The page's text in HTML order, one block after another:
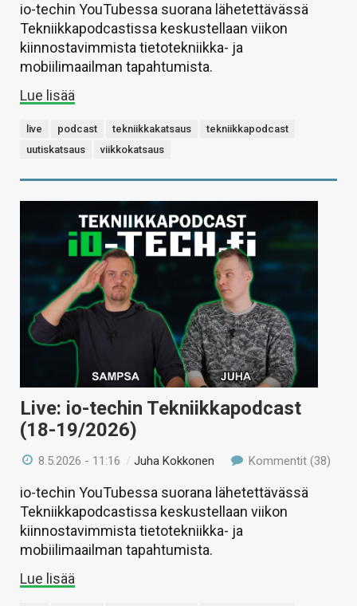
io-techin YouTubessa suorana lähetettävässä
Tekniikkapodcastissa keskustellaan viikon
kiinnostavimmista tietotekniikka- ja
mobiilimaailman tapahtumista.
Lue lisää
live podcast tekniikkakatsaus
tekniikkapodcast
uutiskatsaus
viikkokatsaus
Live: io-techin Tekniikkapodcast
(18-19/2026)
8.5.2026 - 11:16 /Juha Kokkonen Kommentit (38)
io-techin YouTubessa suorana lähetettävässä
Tekniikkapodcastissa keskustellaan viikon
kiinnostavimmista tietotekniikka- ja
mobiilimaailman tapahtumista.
Lue lisää